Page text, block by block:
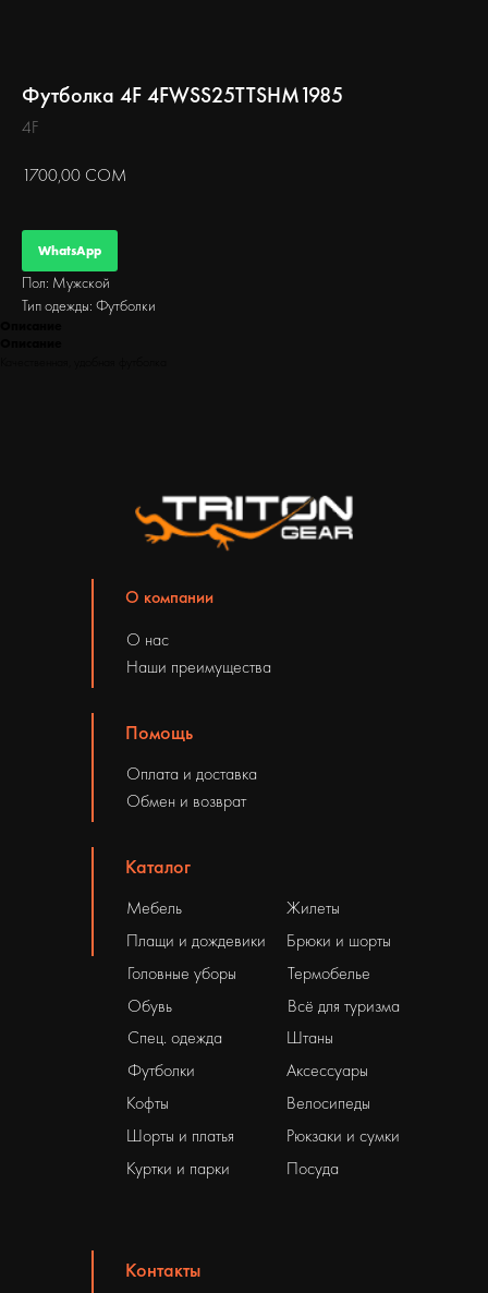
Футболка 4F 4FWSS25TTSHM1985
4F
1700,00 СОМ
WhatsApp
Пол: Мужской
Тип одежды: Футболки
О компании
О нас
Наши преимущества
Помощь
Оплата и доставка
Обмен и возврат
Контакты
Жилеты
Каталог
Плащи и дождевики
Головные уборы
Обувь
Штаны
Рюкзаки и сумки
Мебель
Брюки и шорты
Термобелье
Всё для туризма
Велосипеды
Аксессуары
Спец. одежда
Футболки
Куртки и парки
Кофты
Шорты и платья
Посуда